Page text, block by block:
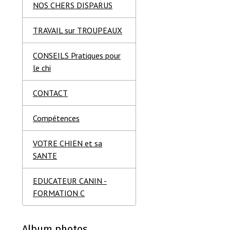
NOS CHERS DISPARUS
TRAVAIL sur TROUPEAUX
CONSEILS Pratiques pour
le chi
CONTACT
Compétences
VOTRE CHIEN et sa
SANTE
EDUCATEUR CANIN -
FORMATION C